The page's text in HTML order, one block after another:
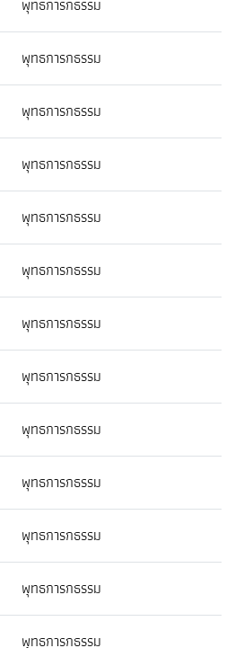
พุทธการกธรรม
พุทธการกธรรม
พุทธการกธรรม
พุทธการกธรรม
พุทธการกธรรม
พุทธการกธรรม
พุทธการกธรรม
พุทธการกธรรม
พุทธการกธรรม
พุทธการกธรรม
พุทธการกธรรม
พุทธการกธรรม
พุทธการกธรรม